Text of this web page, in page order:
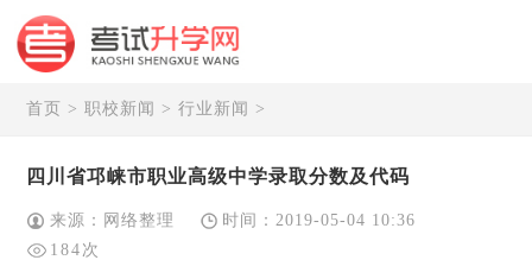
首页 >职校新闻 >行业新闻 >
四川省邛崃市职业高级中学录取分数及代码
来源：网络整理
时间：2019-05-04 10:36
184次